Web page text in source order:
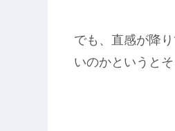
でも、直感が降
いのかというと